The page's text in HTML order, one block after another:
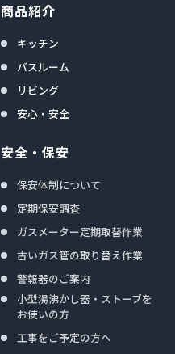
商品紹介
キッチン
バスルーム
リビング
安心・安全
安全・保安
保安体制について
定期保安調査
ガスメーター定期取替作業
古いガス管の取り替え作業
警報器のご案内
小型湯沸かし器・ストーブを
お使いの方
工事をご予定の方へ